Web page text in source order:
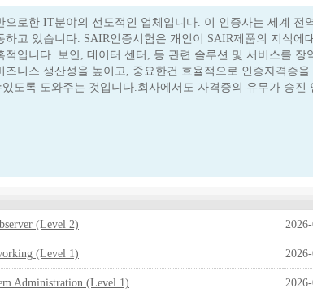
으로한 IT분야의 선도적인 업체입니다. 이 인증사는 세계 전
하고 있습니다. SAIR인증시험은 개인이 SAIR제품의 지식에
적입니다. 보안, 데이터 센터, 등 관련 솔루션 및 서비스를 장
즈니스 생산성을 높이고, 중요한건 효율적으로 인증자격증을
도록 도와주는 것입니다.회사에서도 자격증의 유무가 승진
(Level 2)
(Level 1)
Administration (Level 1)